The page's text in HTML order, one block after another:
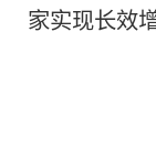
家实现长效